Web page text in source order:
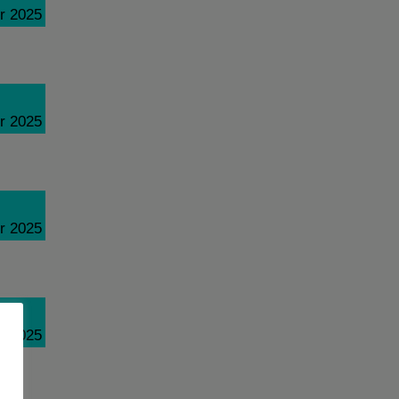
2025
2025
2025
2025